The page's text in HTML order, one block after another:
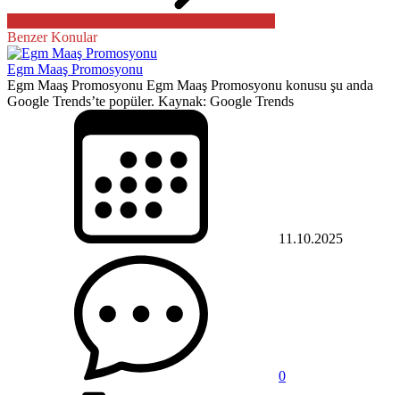
Benzer Konular
Egm Maaş Promosyonu
Egm Maaş Promosyonu Egm Maaş Promosyonu konusu şu anda
Google Trends’te popüler. Kaynak: Google Trends
11.10.2025
0